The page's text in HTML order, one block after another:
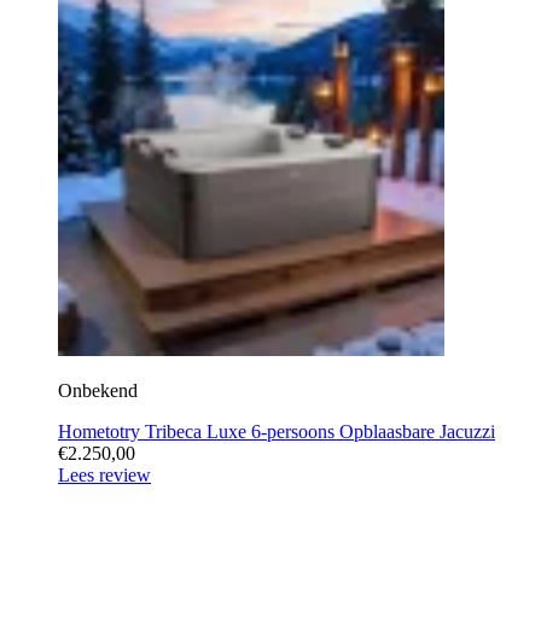
Onbekend
Hometotry Tribeca Luxe 6-persoons Opblaasbare Jacuzzi
€2.250,00
Lees review